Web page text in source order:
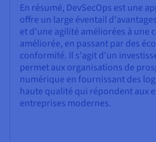
En résumé, DevSecOps est une
offre un large éventail
et d'une agilité améliorées à une
améliorée, en passant par des
conformité. Il s'agit d'un
permet aux organisations de
numérique en fournissant des
haute qualité qui répondent aux
entreprises modernes.